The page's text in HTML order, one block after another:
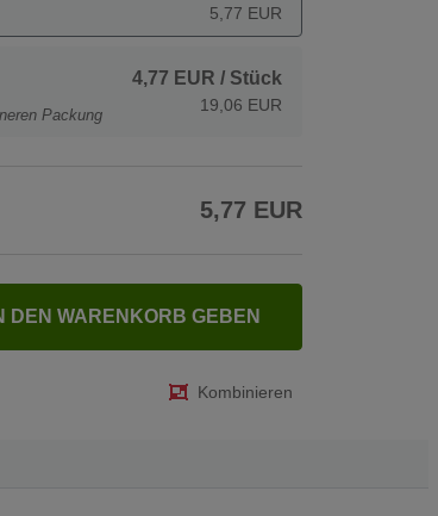
5,77 EUR
Packung
4,77 EUR / Stück
19,06 EUR
5,77 EUR
DEN WARENKORB GEBEN
Kombinieren